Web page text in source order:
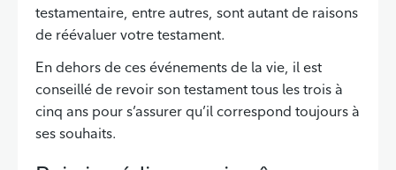
testamentaire, entre autres, sont autant de raisons
de réévaluer votre testament.
En dehors de ces événements de la vie, il est
conseillé de revoir son testament tous les trois à
cinq ans pour s’assurer qu’il correspond toujours à
ses souhaits.